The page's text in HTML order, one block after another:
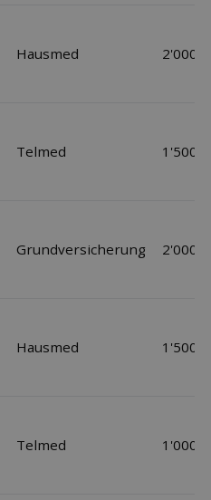
Hausmed 2'000
Telmed 1'500
Grundversicherung 2'000
Hausmed 1'500
Telmed 1'000